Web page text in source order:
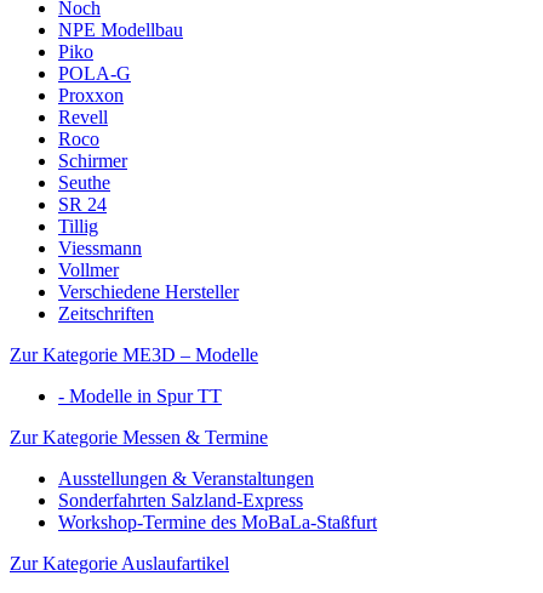
Noch
NPE Modellbau
Piko
POLA-G
Proxxon
Revell
Roco
Schirmer
Seuthe
SR 24
Tillig
Viessmann
Vollmer
Verschiedene Hersteller
Zeitschriften
Zur Kategorie ME3D – Modelle
- Modelle in Spur TT
Zur Kategorie Messen & Termine
Ausstellungen & Veranstaltungen
Sonderfahrten Salzland-Express
Workshop-Termine des MoBaLa-Staßfurt
Zur Kategorie Auslaufartikel